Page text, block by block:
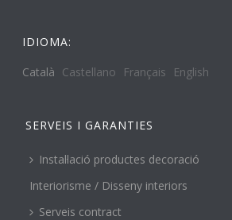
IDIOMA:
Català Castellano Français English
SERVEIS I GARANTIES
Instal·lació productes decoració
Interiorisme / Disseny interiors
Serveis contract